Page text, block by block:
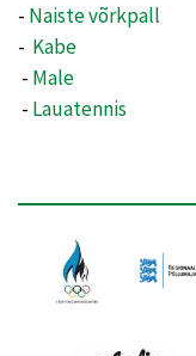
- Naiste võrkpall
- Kabe
- Male
- Lauatennis